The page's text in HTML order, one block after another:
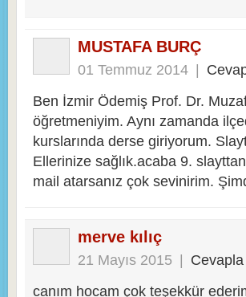
MUSTAFA BURÇ
01 Temmuz 2014 |
Ben İzmir Ödemiş Prof. Dr.
öğretmeniyim. Aynı zamanda
kurslarında derse giriyorum.
Ellerinize sağlık.acaba 9.
mail atarsanız çok sevinirim.
merve kılıç
21 Mayıs 2015 | Cevapla
canım hocam çok teşekkür